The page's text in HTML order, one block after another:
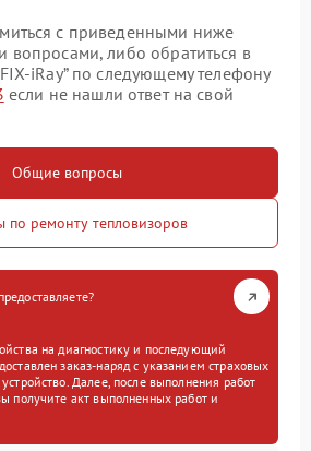
с приведенными ниже
вопросами, либо обратиться в
iRay” по следующему телефону
если не нашли ответ на свой
Общие вопросы
по ремонту тепловизоров
на диагностику и последующий
заказ-наряд с указанием страховых
Далее, после выполнения работ
получите акт выполненных работ и